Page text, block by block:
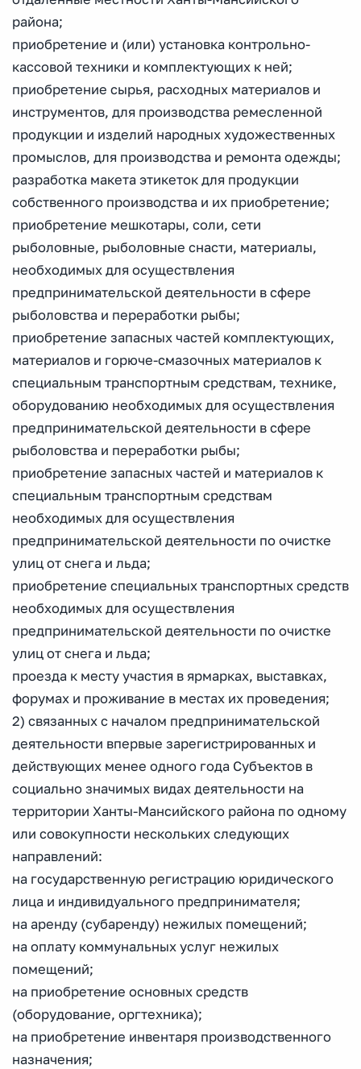
района;
приобретение и (или) установка контрольно-
кассовой техники и комплектующих к ней;
приобретение сырья, расходных материалов и
инструментов, для производства ремесленной
продукции и изделий народных художественных
промыслов, для производства и ремонта одежды;
разработка макета этикеток для продукции
собственного производства и их приобретение;
приобретение мешкотары, соли, сети
рыболовные, рыболовные снасти, материалы,
необходимых для осуществления
предпринимательской деятельности в сфере
рыболовства и переработки рыбы;
приобретение запасных частей комплектующих,
материалов и горюче-смазочных материалов к
специальным транспортным средствам, технике,
оборудованию необходимых для осуществления
предпринимательской деятельности в сфере
рыболовства и переработки рыбы;
приобретение запасных частей и материалов к
специальным транспортным средствам
необходимых для осуществления
предпринимательской деятельности по очистке
улиц от снега и льда;
приобретение специальных транспортных средств
необходимых для осуществления
предпринимательской деятельности по очистке
улиц от снега и льда;
проезда к месту участия в ярмарках, выставках,
форумах и проживание в местах их проведения;
2) связанных с началом предпринимательской
деятельности впервые зарегистрированных и
действующих менее одного года Субъектов в
социально значимых видах деятельности на
территории Ханты-Мансийского района по одному
или совокупности нескольких следующих
направлений:
на государственную регистрацию юридического
лица и индивидуального предпринимателя;
на аренду (субаренду) нежилых помещений;
на оплату коммунальных услуг нежилых
помещений;
на приобретение основных средств
(оборудование, оргтехника);
на приобретение инвентаря производственного
назначения;